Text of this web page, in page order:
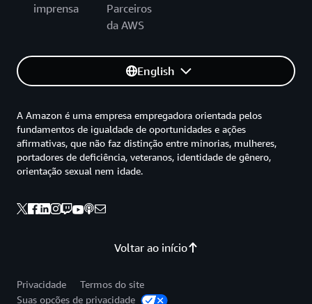
imprensa
Parceiros
da AWS
English
Voltar ao início
A Amazon é uma empresa empregadora orientada pelos
fundamentos de igualdade de oportunidades e ações
afirmativas, que não faz distinção entre minorias, mulheres,
portadores de deficiência, veteranos, identidade de gênero,
orientação sexual nem idade.
Privacidade
Termos do site
Suas opções de privacidade